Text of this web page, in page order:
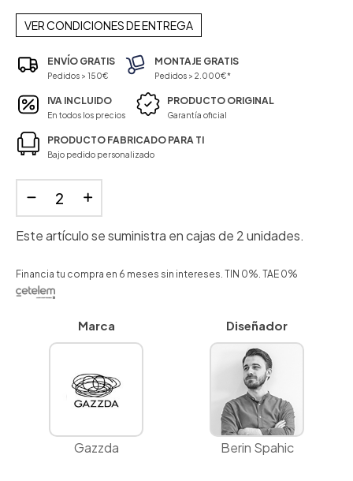
VER CONDICIONES DE ENTREGA
ENVÍO GRATIS
Pedidos > 150€
MONTAJE GRATIS
Pedidos > 2.000€*
IVA INCLUIDO
En todos los precios
PRODUCTO ORIGINAL
Garantía oficial
PRODUCTO FABRICADO PARA TI
Bajo pedido personalizado
Este artículo se suministra en cajas de 2 unidades.
Financia tu compra en 6 meses sin intereses. TIN 0%. TAE 0%
Marca
Gazzda
Diseñador
Berin Spahic